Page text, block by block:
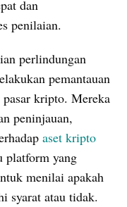
dan
penilaian.
perlindungan
pemantauan
kripto. Mereka
peninjauan,
aset kripto
platform yang
menilai apakah
syarat atau tidak.